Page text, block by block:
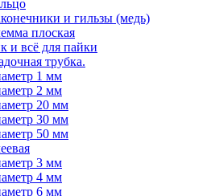
и гильзы (медь)
плоская
и всё для пайки
трубка.
1 мм
2 мм
20 мм
30 мм
50 мм
3 мм
4 мм
6 мм